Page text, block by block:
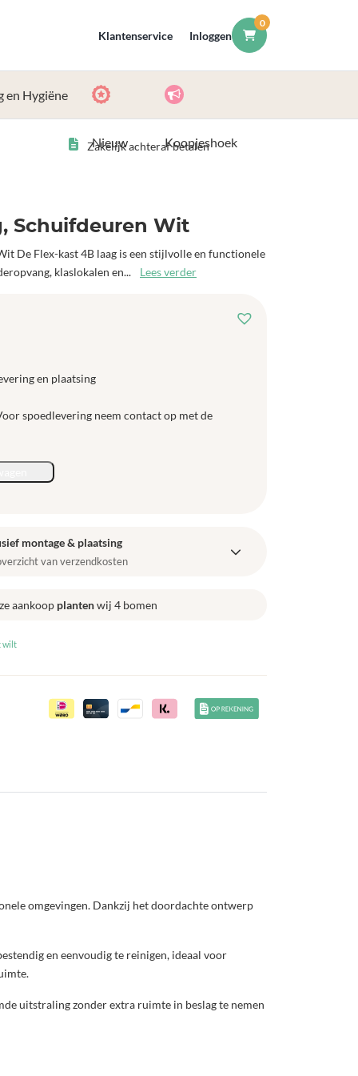
Klantenservice Inloggen
0
en Hygiëne
Nieuw Koopjeshoek
Zakelijk achteraf betalen
Schuifdeuren Wit
De Flex-kast 4B laag is een stijlvolle en functionele
klaslokalen en...
Lees verder
en plaatsing
spoedlevering neem contact op met de
montage & plaatsing
van verzendkosten
aankoop plantenwij 4 bomen
wilt
omgevingen. Dankzij het doordachte ontwerp
en eenvoudig te reinigen, ideaal voor
uitstraling zonder extra ruimte in beslag te nemen